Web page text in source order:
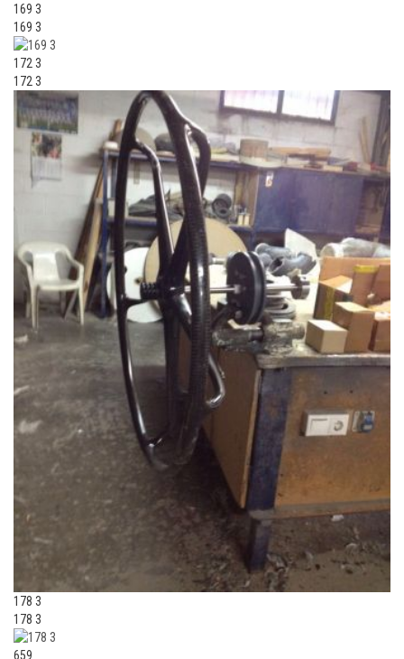
169 3
169 3
172 3
172 3
178 3
178 3
659